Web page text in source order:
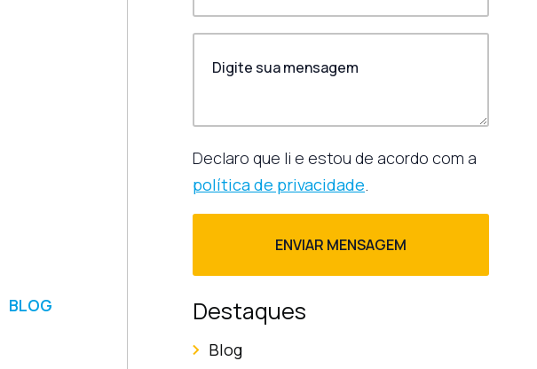
BLOG
Declaro que li e estou de acordo com a
política de privacidade.
Destaques
Blog